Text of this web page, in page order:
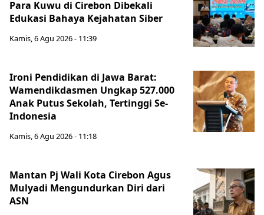
Para Kuwu di Cirebon Dibekali
Edukasi Bahaya Kejahatan Siber
Kamis, 6 Agu 2026 - 11:39
Ironi Pendidikan di Jawa Barat:
Wamendikdasmen Ungkap 527.000
Anak Putus Sekolah, Tertinggi Se-
Indonesia
Kamis, 6 Agu 2026 - 11:18
Mantan Pj Wali Kota Cirebon Agus
Mulyadi Mengundurkan Diri dari
ASN